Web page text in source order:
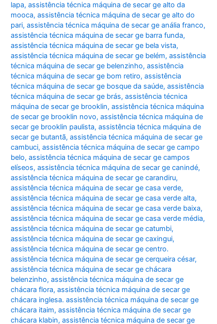
lapa,assistência técnica máquina de secar ge alto da
mooca,assistência técnica máquina de secar ge alto do
pari,assistência técnica máquina de secar ge anália franco,
assistência técnica máquina de secar ge barra funda,
assistência técnica máquina de secar ge bela vista,
assistência técnica máquina de secar ge belém,assistência
técnica máquina de secar ge belenzinho,assistência
técnica máquina de secar ge bom retiro,assistência
técnica máquina de secar ge bosque da saúde,assistência
técnica máquina de secar ge brás,assistência técnica
máquina de secar ge brooklin,assistência técnica máquina
de secar ge brooklin novo,assistência técnica máquina de
secar ge brooklin paulista,assistência técnica máquina de
secar ge butantã,assistência técnica máquina de secar ge
cambuci,assistência técnica máquina de secar ge campo
belo,assistência técnica máquina de secar ge campos
elíseos,assistência técnica máquina de secar ge canindé,
assistência técnica máquina de secar ge carandiru,
assistência técnica máquina de secar ge casa verde,
assistência técnica máquina de secar ge casa verde alta,
assistência técnica máquina de secar ge casa verde baixa,
assistência técnica máquina de secar ge casa verde média,
assistência técnica máquina de secar ge catumbi,
assistência técnica máquina de secar ge caxingui,
assistência técnica máquina de secar ge centro.
assistência técnica máquina de secar ge cerqueira césar,
assistência técnica máquina de secar ge chácara
belenzinho,assistência técnica máquina de secar ge
chácara flora,assistência técnica máquina de secar ge
chácara inglesa. assistência técnica máquina de secar ge
chácara itaim,assistência técnica máquina de secar ge
chácara klabin,assistência técnica máquina de secar ge